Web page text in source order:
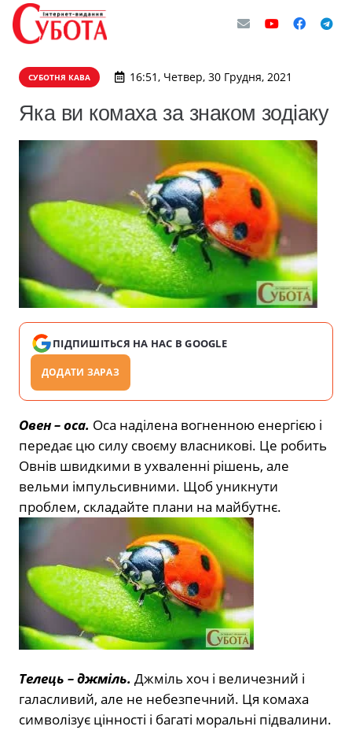
СУБОТНЯ КАВА 16:51, Четвер, 30 Грудня, 2021
Яка ви комаха за знаком зодіаку
ПІДПИШІТЬСЯ НА НАС В GOOGLE
ДОДАТИ ЗАРАЗ
Овен – оса. Оса наділена вогненною енергією і
передає цю силу своєму власникові. Це робить
Овнів швидкими в ухваленні рішень, але
вельми імпульсивними. Щоб уникнути
проблем, складайте плани на майбутнє.
Телець –джміль. Джміль хоч і величезний і
галасливий, але не небезпечний. Ця комаха
символізує цінності і багаті моральні підвалини.